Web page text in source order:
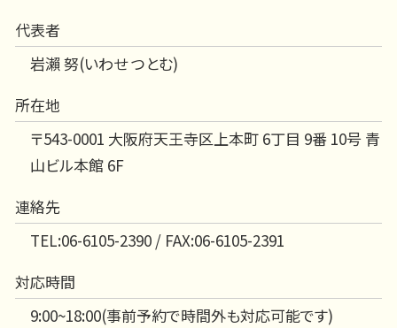
代表者
岩瀨 努(いわせ つとむ)
所在地
〒543-0001 大阪府天王寺区上本町 6丁目 9番 10号 青
山ビル本館 6F
連絡先
TEL:06-6105-2390 / FAX:06-6105-2391
対応時間
9:00~18:00(事前予約で時間外も対応可能です)